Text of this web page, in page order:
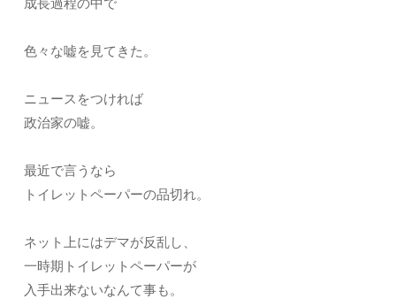
色々な嘘を見てきた。
ニュースをつければ
政治家の嘘。
最近で言うなら
トイレットペーパーの品切れ。
ネット上にはデマが反乱し、
一時期トイレットペーパーが
入手出来ないなんて事も。